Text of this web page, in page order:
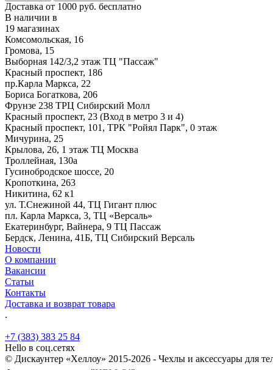
Доставка от 1000 руб. бесплатно
В наличии в
19 магазинах
Комсомольская, 16
Громова, 15
Выборная 142/3,2 этаж ТЦ "Пассаж"
Красный проспект, 186
пр.Карла Маркса, 22
Бориса Богаткова, 206
Фрунзе 238 ТРЦ Сибирский Молл
Красный проспект, 23 (Вход в метро 3 и 4)
Красный проспект, 101, ТРК "Ройял Парк", 0 этаж
Мичурина, 25
Крылова, 26, 1 этаж ТЦ Москва
Троллейная, 130а
Гусинобродское шоссе, 20
Кропоткина, 263
Никитина, 62 к1
ул. Т.Снежиной 44, ТЦ Гигант плюс
пл. Карла Маркса, 3, ТЦ «Версаль»
Екатеринбург, Вайнера, 9 ТЦ Пассаж
Бердск, Ленина, 41Б, ТЦ Сибирский Версаль
Новости
О компании
Вакансии
Статьи
Контакты
Доставка и возврат товара
.
+7 (383) 383 25 84
Hello в соц.сетях
© Дискаунтер «Хеллоу» 2015-2026 - Чехлы и аксессуары для